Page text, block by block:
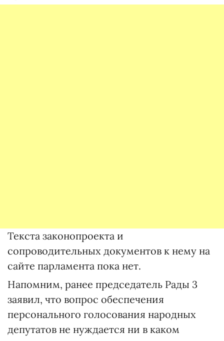
Текста законопроекта и
сопроводительных документов к нему на
сайте парламента пока нет.
Напомним, ранее председатель Рады 3
заявил, что вопрос обеспечения
персонального голосования народных
депутатов не нуждается ни в каком